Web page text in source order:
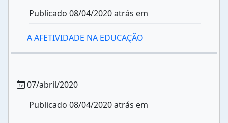
Publicado 08/04/2020 atrás em
A AFETIVIDADE NA EDUCAÇÃO
07/abril/2020
Publicado 08/04/2020 atrás em